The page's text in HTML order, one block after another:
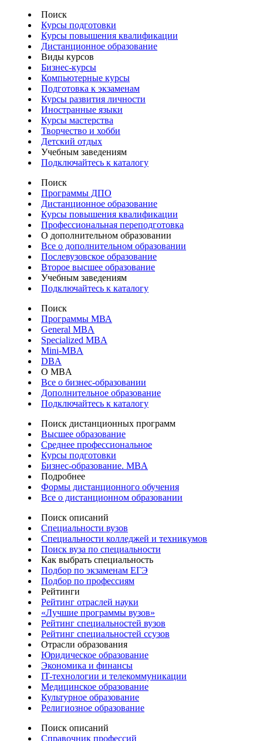
Поиск
Курсы подготовки
Курсы повышения квалификации
Дистанционное образование
Виды курсов
Бизнес-курсы
Компьютерные курсы
Подготовка к экзаменам
Курсы развития личности
Иностранные языки
Курсы мастерства
Творчество и хобби
Детский отдых
Учебным заведениям
Подключайтесь к каталогу
Поиск
Программы ДПО
Дистанционное образование
Курсы повышения квалификации
Профессиональная переподготовка
О дополнительном образовании
Все о дополнительном образовании
Послевузовское образование
Второе высшее образование
Учебным заведениям
Подключайтесь к каталогу
Поиск
Программы МВА
General MBA
Specialized MBA
Mini-MBA
DBA
О MBA
Все о бизнес-образовании
Дополнительное образование
Подключайтесь к каталогу
Поиск дистанционных программ
Высшее образование
Среднее профессиональное
Курсы подготовки
Бизнес-образование. MBA
Подробнее
Формы дистанционного обучения
Все о дистанционном образовании
Поиск описаний
Специальности вузов
Специальности колледжей и техникумов
Поиск вуза по специальности
Как выбрать специальность
Подбор по экзаменам ЕГЭ
Подбор по профессиям
Рейтинги
Рейтинг отраслей науки
«Лучшие программы вузов»
Рейтинг специальностей вузов
Рейтинг специальностей ссузов
Отрасли образования
Юридическое образование
Экономика и финансы
IT-технологии и телекоммуникации
Медицинское образование
Культурное образование
Религиозное образование
Поиск описаний
Справочник профессий